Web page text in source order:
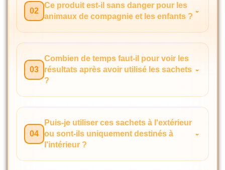
02
Ce produit est-il sans danger pour les
animaux de compagnie et les enfants ?
03
Combien de temps faut-il pour voir les
résultats après avoir utilisé les sachets
?
04
Puis-je utiliser ces sachets à l'extérieur
ou sont-ils uniquement destinés à
l'intérieur ?